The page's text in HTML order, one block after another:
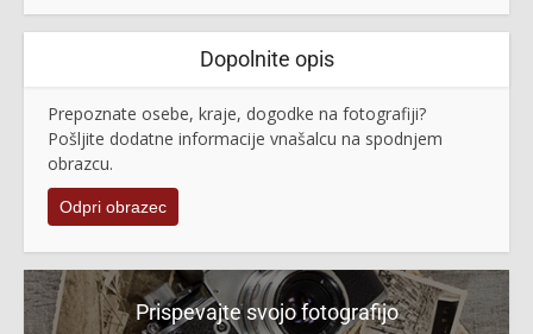
Dopolnite opis
Prepoznate osebe, kraje, dogodke na fotografiji?
Pošljite dodatne informacije vnašalcu na spodnjem
obrazcu.
Odpri obrazec
Prispevajte svojo fotografijo